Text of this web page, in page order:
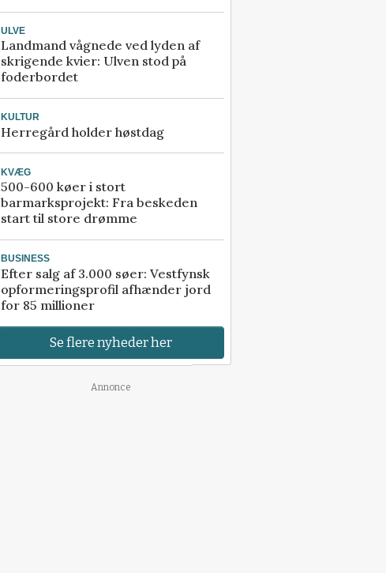
ULVE
Landmand vågnede ved lyden af
skrigende kvier: Ulven stod på
foderbordet
KULTUR
Herregård holder høstdag
KVÆG
500-600 køer i stort
barmarksprojekt: Fra beskeden
start til store drømme
BUSINESS
Efter salg af 3.000 søer: Vestfynsk
opformeringsprofil afhænder jord
for 85 millioner
Se flere nyheder her
Annonce